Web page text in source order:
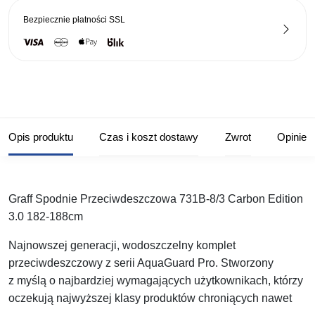
Bezpiecznie płatności SSL
Opis produktu Czas i koszt dostawy Zwrot Opinie
Graff Spodnie Przeciwdeszczowa 731B-8/3 Carbon Edition
3.0 182-188cm
Najnowszej generacji, wodoszczelny komplet
przeciwdeszczowy z serii AquaGuard Pro. Stworzony
z myślą o najbardziej wymagających użytkownikach, którzy
oczekują najwyższej klasy produktów chroniących nawet